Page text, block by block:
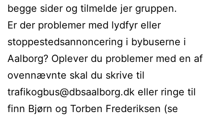
begge sider og tilmelde jer gruppen.
Er der problemer med lydfyr eller
stoppestedsannoncering i bybuserne i
Aalborg? Oplever du problemer med en af
ovennævnte skal du skrive til
trafikogbus@dbsaalborg.dk eller ringe til
finn Bjørn og Torben Frederiksen (se